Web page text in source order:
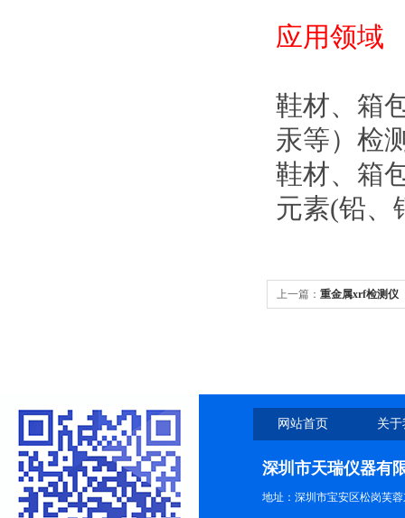
应用领域
鞋材、箱
汞等）检
鞋材、箱
元素(铅、
上一篇： 重金属xrf检测仪
网站首页 关
深圳市天瑞仪器有
地址：深圳市宝安区松岗芙